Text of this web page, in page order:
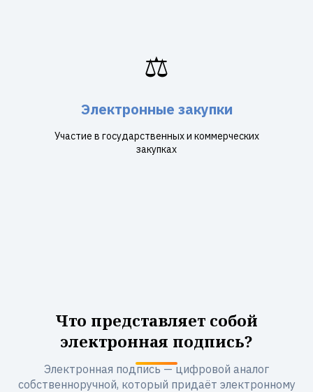
⚖️
Электронные закупки
Участие в государственных и коммерческих
закупках
Что представляет собой
электронная подпись?
Электронная подпись — цифровой аналог
собственноручной, который придаёт электронному